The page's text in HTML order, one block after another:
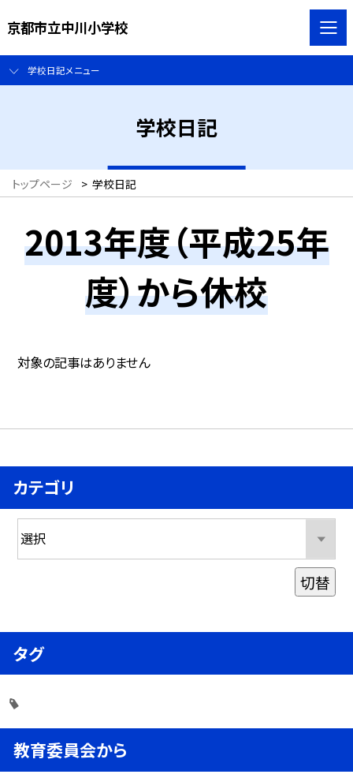
京都市立中川小学校
学校日記メニュー
学校日記
トップページ > 学校日記
2013年度（平成25年
度）から休校
対象の記事はありません
カテゴリ
切替
タグ
教育委員会から